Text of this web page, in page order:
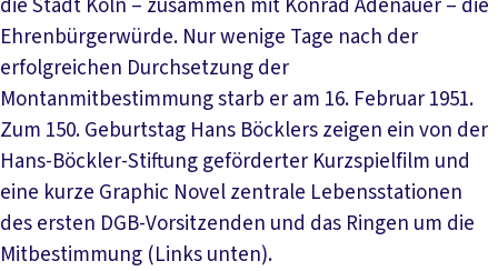
die Stadt Köln – zusammen mit Konrad Adenauer – die
Ehrenbürgerwürde. Nur wenige Tage nach der
erfolgreichen Durchsetzung der
Montanmitbestimmung starb er am 16. Februar 1951.
Zum 150. Geburtstag Hans Böcklers zeigen ein von der
Hans-Böckler-Stiftung geförderter Kurzspielfilm und
eine kurze Graphic Novel zentrale Lebensstationen
des ersten DGB-Vorsitzenden und das Ringen um die
Mitbestimmung (Links unten).